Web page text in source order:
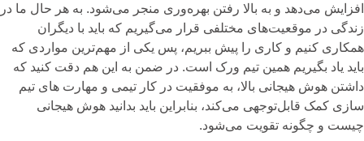
افزایش می‌دهد و به بالا رفتن بهره‌وری منجر می‌شود. به هر حال ما در
زندگی در موقعیت‌های مختلفی قرار می‌گیریم که باید با دیگران
همکاری کنیم و کاری را پیش ببریم، پس یکی از مهم‌ترین مواردی که
باید یاد بگیریم همین تیم ورک است. در ضمن به این هم دقت کنید که
داشتن هوش هیجانی بالا، به موفقیت در کار تیمی و مهارت های تیم
سازی کمک قابل‌توجهی می‌کند، بنابراین باید بدانید هوش هیجانی
چیست و چگونه تقویت می‌شود.